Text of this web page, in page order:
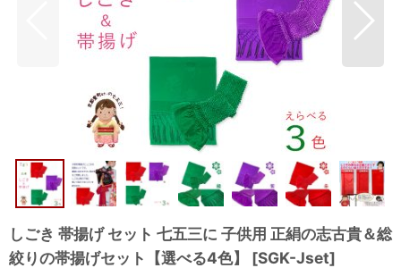
しごき 帯揚げ セット 七五三に 子供用 正絹の志古貴＆総
絞りの帯揚げセット【選べる4色】
[SGK-Jset]